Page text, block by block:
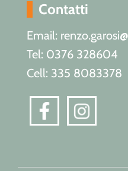
Contatti
Email:
Tel: 0376 328604
Cell: 335 8083378